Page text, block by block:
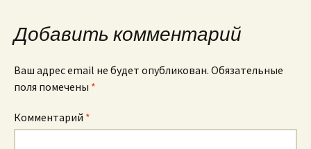
Добавить комментарий
Ваш адрес email не будет опубликован. Обязательные
поля помечены *
Комментарий *